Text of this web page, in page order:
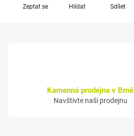
Zeptat se Hlídat Sdílet
Kamenná prodejna v Brně
Navštivte naši prodejnu